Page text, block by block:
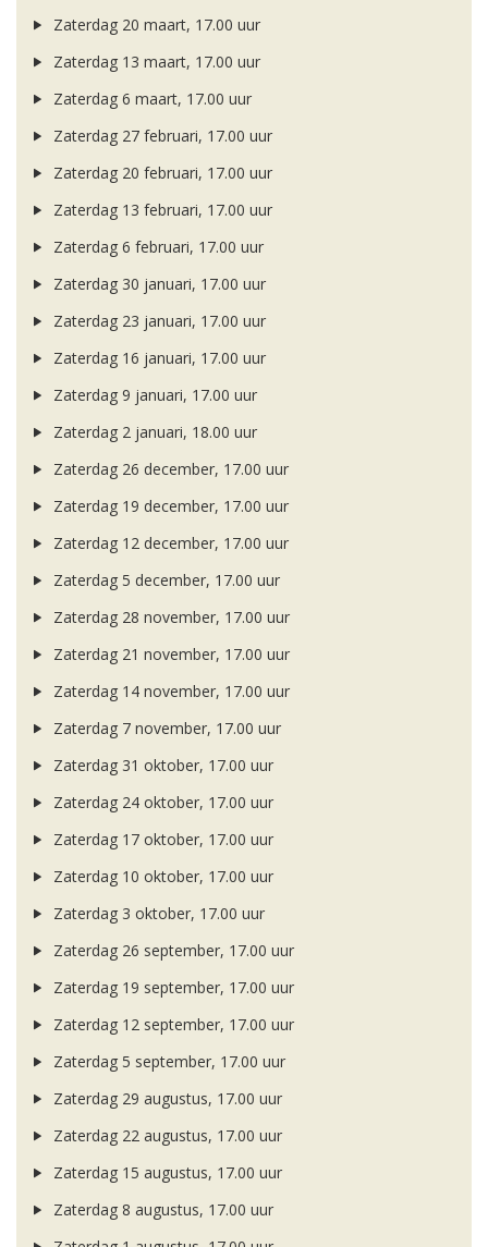
Zaterdag 20 maart, 17.00 uur
Zaterdag 13 maart, 17.00 uur
Zaterdag 6 maart, 17.00 uur
Zaterdag 27 februari, 17.00 uur
Zaterdag 20 februari, 17.00 uur
Zaterdag 13 februari, 17.00 uur
Zaterdag 6 februari, 17.00 uur
Zaterdag 30 januari, 17.00 uur
Zaterdag 23 januari, 17.00 uur
Zaterdag 16 januari, 17.00 uur
Zaterdag 9 januari, 17.00 uur
Zaterdag 2 januari, 18.00 uur
Zaterdag 26 december, 17.00 uur
Zaterdag 19 december, 17.00 uur
Zaterdag 12 december, 17.00 uur
Zaterdag 5 december, 17.00 uur
Zaterdag 28 november, 17.00 uur
Zaterdag 21 november, 17.00 uur
Zaterdag 14 november, 17.00 uur
Zaterdag 7 november, 17.00 uur
Zaterdag 31 oktober, 17.00 uur
Zaterdag 24 oktober, 17.00 uur
Zaterdag 17 oktober, 17.00 uur
Zaterdag 10 oktober, 17.00 uur
Zaterdag 3 oktober, 17.00 uur
Zaterdag 26 september, 17.00 uur
Zaterdag 19 september, 17.00 uur
Zaterdag 12 september, 17.00 uur
Zaterdag 5 september, 17.00 uur
Zaterdag 29 augustus, 17.00 uur
Zaterdag 22 augustus, 17.00 uur
Zaterdag 15 augustus, 17.00 uur
Zaterdag 8 augustus, 17.00 uur